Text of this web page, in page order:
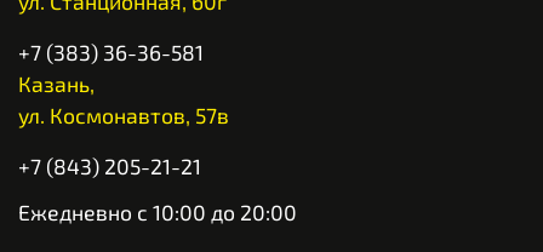
+7 (383) 36-36-581
Казань,
ул. Космонавтов, 57в
+7 (843) 205-21-21
Ежедневно с 10:00 до 20:00